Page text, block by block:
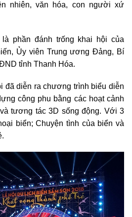
nhiên, văn hóa, con người xứ
phần đánh trống khai hội của
Ủy viên Trung ương Đảng, Bí
tỉnh Thanh Hóa.
đã diễn ra chương trình biểu diễn
công phu bằng các hoạt cảnh
tương tác 3D sống động. Với 3
biển; Chuyện tình của biển và